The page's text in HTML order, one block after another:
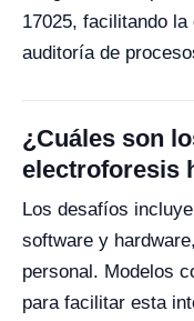
17025, facilitando
auditoría de
¿Cuáles son
electroforesis
Los desafíos
software y
personal. Modelos
para facilitar esta